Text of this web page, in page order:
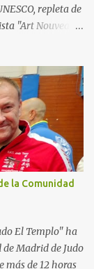
repleta de
"Art Nouveau",
con todo
con más
de 400 judokas).
era nuestra
Judo Kata ...
Kodokan
... que por
los
incluido...
la Comunidad
El Templo" ha
Madrid de Judo
más de 12 horas